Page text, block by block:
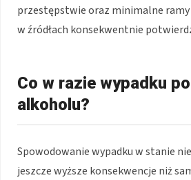
przestępstwie oraz minimalne ramy
w źródłach konsekwentnie
Co w razie wypadku
alkoholu?
Spowodowanie wypadku w stanie
jeszcze wyższe konsekwencje niż